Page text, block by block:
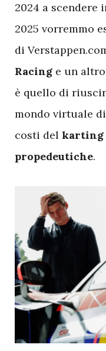
2024 a scendere
2025 vorremmo
di
Racing e un
è quello di
mondo virtuale
costi del karting
propedeutiche.